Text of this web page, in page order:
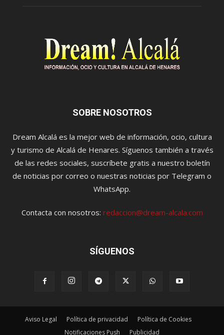
SOBRE NOSOTROS
Dream Alcalá es la mejor web de información, ocio, cultura
y turismo de Alcalá de Henares. Síguenos también a través
de las redes sociales, suscríbete gratis a nuestro boletín
de noticias por correo o nuestras noticias por Telegram o
WhatsApp.
Contacta con nosotros: redaccion@dream-alcala.com
SÍGUENOS
Aviso Legal Política de privacidad
Política de Cookies
Notificaciones Push
Publicidad